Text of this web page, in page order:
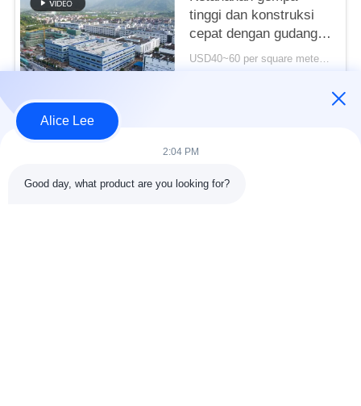
tinggi dan konstruksi
cepat dengan gudang
struktur baja tahan
USD40~60 per square meter MOQ:1000 meter persegi
Bad Request
Alice Lee
2:04 PM
Good day, what product are you looking for?